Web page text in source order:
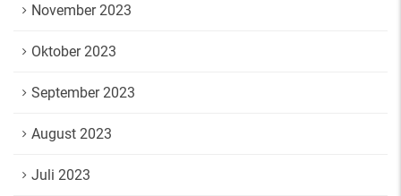
November 2023
Oktober 2023
September 2023
August 2023
Juli 2023